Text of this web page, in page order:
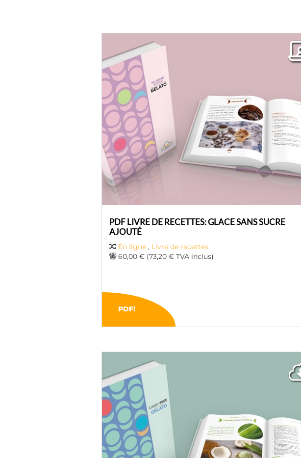
PDF LIVRE DE RECETTES: GLACE SANS SUCRE
AJOUTÉ
En ligne , Livre de recettes
60,00 € (73,20 € TVA inclus)
PDF!